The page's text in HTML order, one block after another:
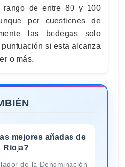
rango de entre 80 y 100
por cuestiones de
las bodegas solo
si esta alcanza
o más.
mejores añadas de
Rioja?
de la Denominación